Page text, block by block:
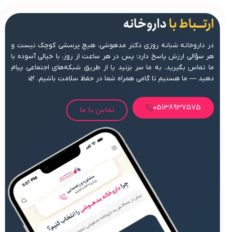
ارتــباط باداروخانه
در داروخانه شبانه روزی دکتر مدهوشی، هیچ پرسشی کوچک نیست و
هر سؤالی ارزش پاسخ دارد؛ پس در هر ساعت از روز، با خیالی آسوده با
ما تماس بگیرید، به ما سر بزنید یا از طریق شبکه‌های اجتماعی پیام
دهید — ما هستیم تا گامی همراه شما در حفظ سلامت باشیم. 🌿
05138937575 تماس با ما